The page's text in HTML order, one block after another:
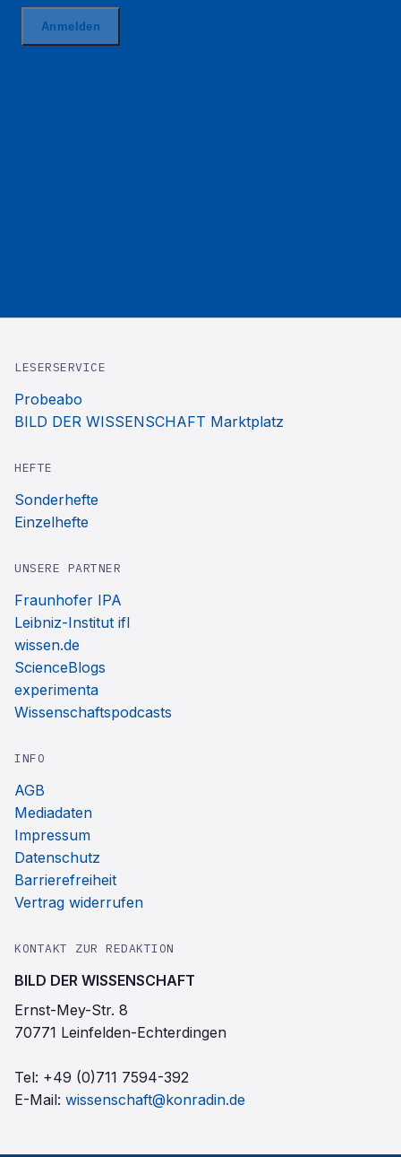
LESERSERVICE
Probeabo
BILD DER WISSENSCHAFT Marktplatz
HEFTE
Sonderhefte
Einzelhefte
UNSERE PARTNER
Fraunhofer IPA
Leibniz-Institut ifl
wissen.de
ScienceBlogs
experimenta
Wissenschaftspodcasts
INFO
AGB
Mediadaten
Impressum
Datenschutz
Barrierefreiheit
Vertrag widerrufen
KONTAKT ZUR REDAKTION
BILD DER WISSENSCHAFT
Ernst-Mey-Str. 8
70771 Leinfelden-Echterdingen
Tel: +49 (0)711 7594-392
E-Mail: wissenschaft@konradin.de